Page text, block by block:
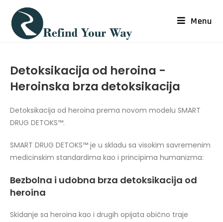
Menu
Detoksikacija od heroina -
Heroinska brza detoksikacija
Detoksikacija od heroina prema novom modelu SMART
DRUG DETOKS™.
SMART DRUG DETOKS™ je u skladu sa visokim savremenim
medicinskim standardima kao i principima humanizma:
Bezbolna i udobna brza detoksikacija od
heroina
Skidanje sa heroina kao i drugih opijata obično traje